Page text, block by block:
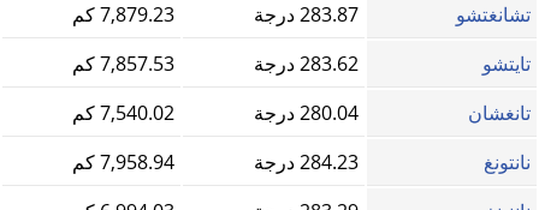
تشانغتشو
283.87 درجة
7,879.23 كم
تايتشو
283.62 درجة
7,857.53 كم
تانغشان
280.04 درجة
7,540.02 كم
نانتونغ
284.23 درجة
7,958.94 كم